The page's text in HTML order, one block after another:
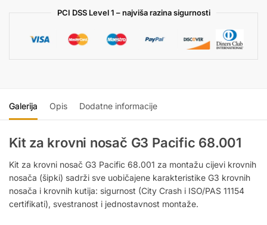
PCI DSS Level 1 – najviša razina sigurnosti
Galerija Opis Dodatne informacije
Kit za krovni nosač G3 Pacific 68.001
Kit za krovni nosač G3 Pacific 68.001 za montažu cijevi krovnih
nosača (šipki) sadrži sve uobičajene karakteristike G3 krovnih
nosača i krovnih kutija: sigurnost (City Crash i ISO/PAS 11154
certifikati), svestranost i jednostavnost montaže.